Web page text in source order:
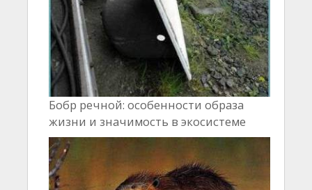
Бобр речной: особенности образа
жизни и значимость в экосистеме